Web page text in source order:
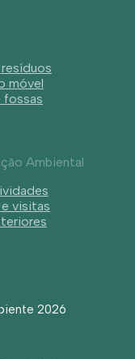
móvel
fossas
Ambiental
visitas
2026